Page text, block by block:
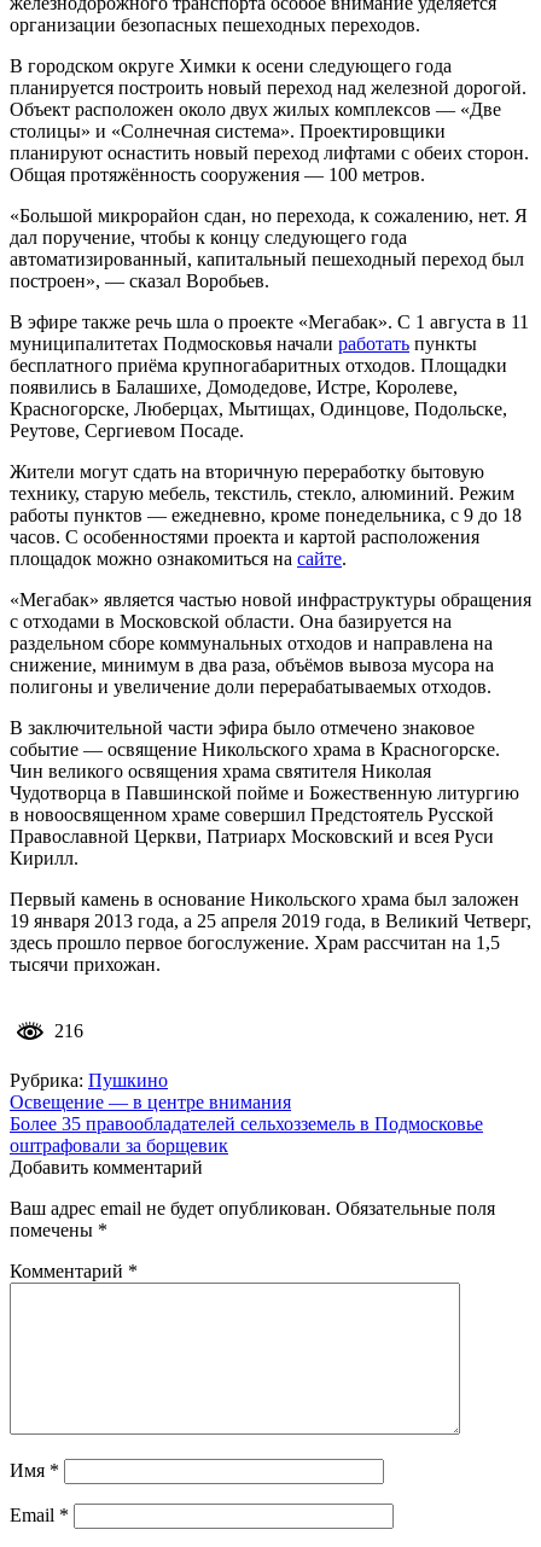
организации безопасных пешеходных переходов.
В городском округе Химки к осени следующего года
планируется построить новый переход над железной дорогой.
Объект расположен около двух жилых комплексов — «Две
столицы» и «Солнечная система». Проектировщики
планируют оснастить новый переход лифтами с обеих сторон.
Общая протяжённость сооружения — 100 метров.
«Большой микрорайон сдан, но перехода, к сожалению, нет. Я
дал поручение, чтобы к концу следующего года
автоматизированный, капитальный пешеходный переход был
построен», — сказал Воробьев.
В эфире также речь шла о проекте «Мегабак». С 1 августа в 11
муниципалитетах Подмосковья начали работать пункты
бесплатного приёма крупногабаритных отходов. Площадки
появились в Балашихе, Домодедове, Истре, Королеве,
Красногорске, Люберцах, Мытищах, Одинцове, Подольске,
Реутове, Сергиевом Посаде.
Жители могут сдать на вторичную переработку бытовую
технику, старую мебель, текстиль, стекло, алюминий. Режим
работы пунктов — ежедневно, кроме понедельника, с 9 до 18
часов. С особенностями проекта и картой расположения
площадок можно ознакомиться на сайте.
«Мегабак» является частью новой инфраструктуры обращения
с отходами в Московской области. Она базируется на
раздельном сборе коммунальных отходов и направлена на
снижение, минимум в два раза, объёмов вывоза мусора на
полигоны и увеличение доли перерабатываемых отходов.
В заключительной части эфира было отмечено знаковое
событие — освящение Никольского храма в Красногорске.
Чин великого освящения храма святителя Николая
Чудотворца в Павшинской пойме и Божественную литургию
в новоосвященном храме совершил Предстоятель Русской
Православной Церкви, Патриарх Московский и всея Руси
Кирилл.
Первый камень в основание Никольского храма был заложен
19 января 2013 года, а 25 апреля 2019 года, в Великий Четверг,
здесь прошло первое богослужение. Храм рассчитан на 1,5
тысячи прихожан.
216
Рубрика: Пушкино
Навигация
по
записям
Освещение — в центре внимания
Более 35 правообладателей сельхозземель в Подмосковье
оштрафовали за борщевик
Добавить комментарий
Ваш адрес email не будет опубликован. Обязательные поля
помечены *
Комментарий *
Имя *
Email *